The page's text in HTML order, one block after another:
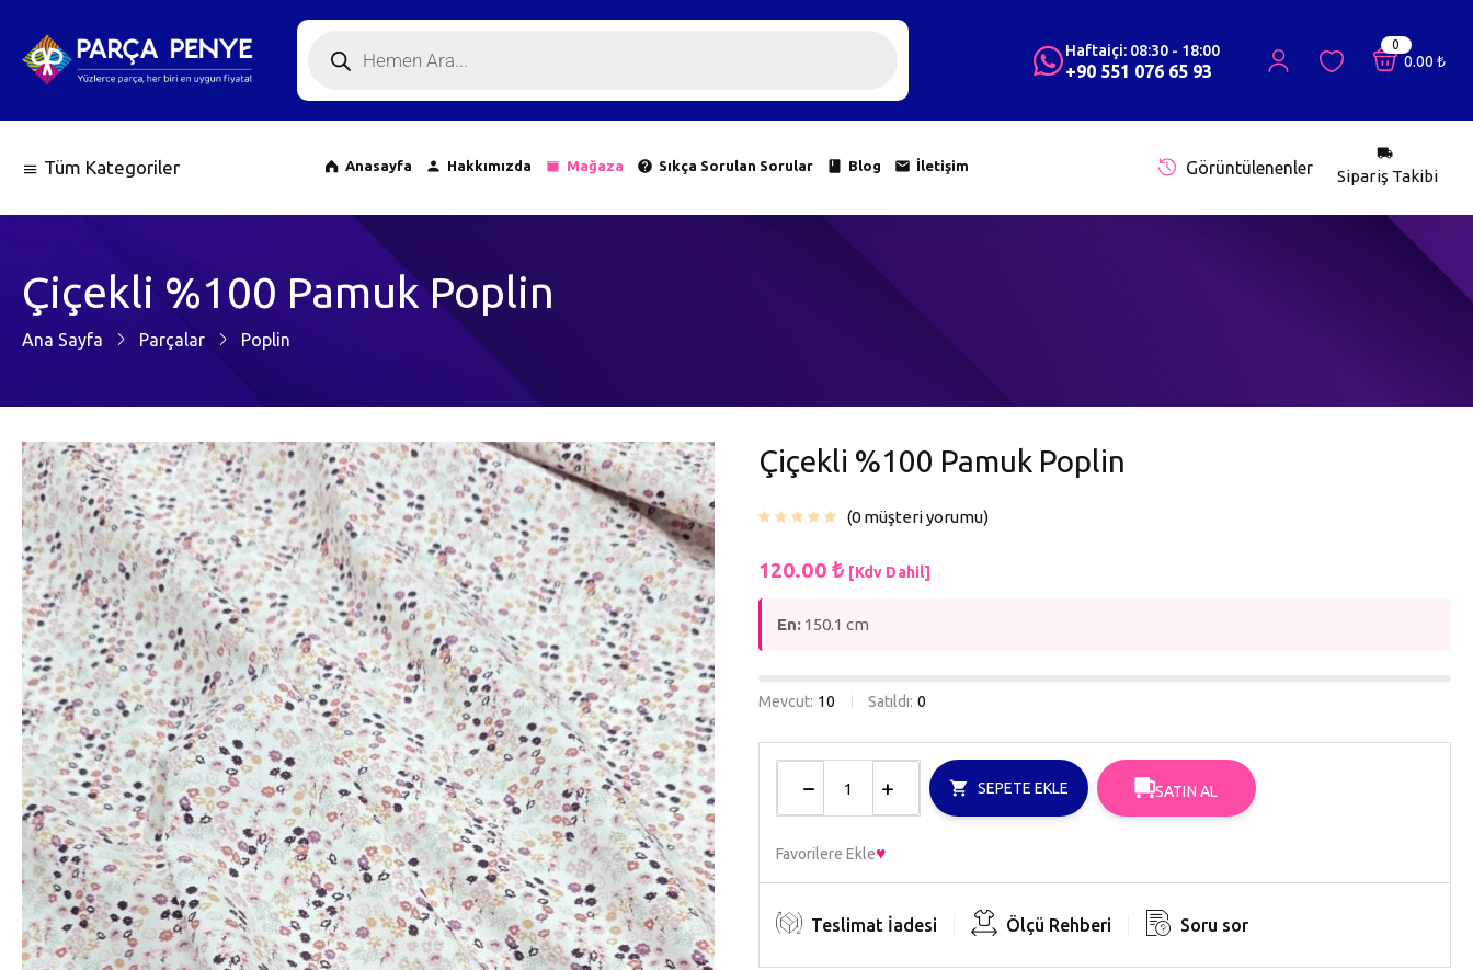
Haftaiçi: 08:30 - 18:00
+90 551 076 65 93
0
0.00₺
Tüm Kategoriler Anasayfa Hakkımızda Mağaza Sıkça Sorulan Sorular Blog İletişim Görüntülenenler Sipariş Takibi
Çiçekli %100 Pamuk Poplin
Ana Sayfa Parçalar Poplin
Çiçekli %100 Pamuk Poplin
0 müşteri yorumu
120.00 ₺ [Kdv Dahil]
En: 150.1 cm
Mevcut: 10 Satıldı: 0
SEPETE EKLE SATIN AL
Favorilere Ekle
Teslimat İadesi Ölçü Rehberi Soru sor